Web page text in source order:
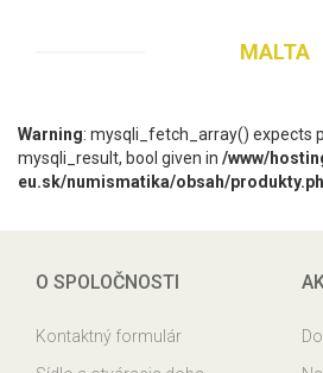
MALTA
Warning: mysqli_fetch_array() expects
mysqli_result, bool given in /www/
eu.sk/numismatika/obsah/
O SPOLOČNOSTI
Kontaktný formulár